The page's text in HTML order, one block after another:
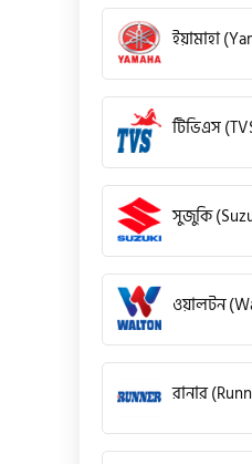
ইয়ামাহা
টিভিএস
সুজুকি
ওয়ালটন
রানার